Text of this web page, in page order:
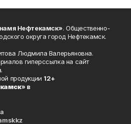
Нефтекамск». Общественно-
округа город Нефтекамск.
Людмила Валерьяновна.
гиперссылка на сайт
продукции 12+
» в